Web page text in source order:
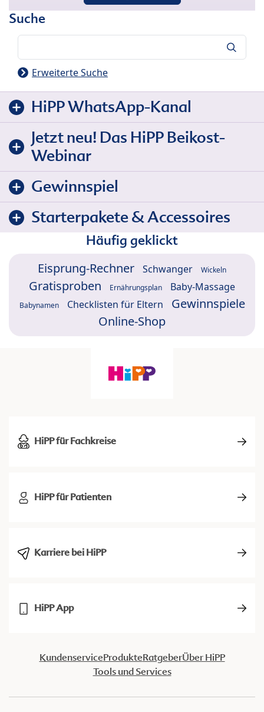
Suche
Erweiterte Suche
HiPP WhatsApp-Kanal
Jetzt neu! Das HiPP Beikost-
Webinar
Gewinnspiel
Starterpakete & Accessoires
Häufig geklickt
Eisprung-Rechner Schwanger Wickeln
Gratisproben Ernährungsplan Baby-Massage
Babynamen Checklisten für Eltern
Gewinnspiele
Online-Shop
HiPP für Fachkreise
HiPP für Patienten
Karriere bei HiPP
HiPP App
KundenserviceProdukteRatgeberÜber HiPP
Tools und Services